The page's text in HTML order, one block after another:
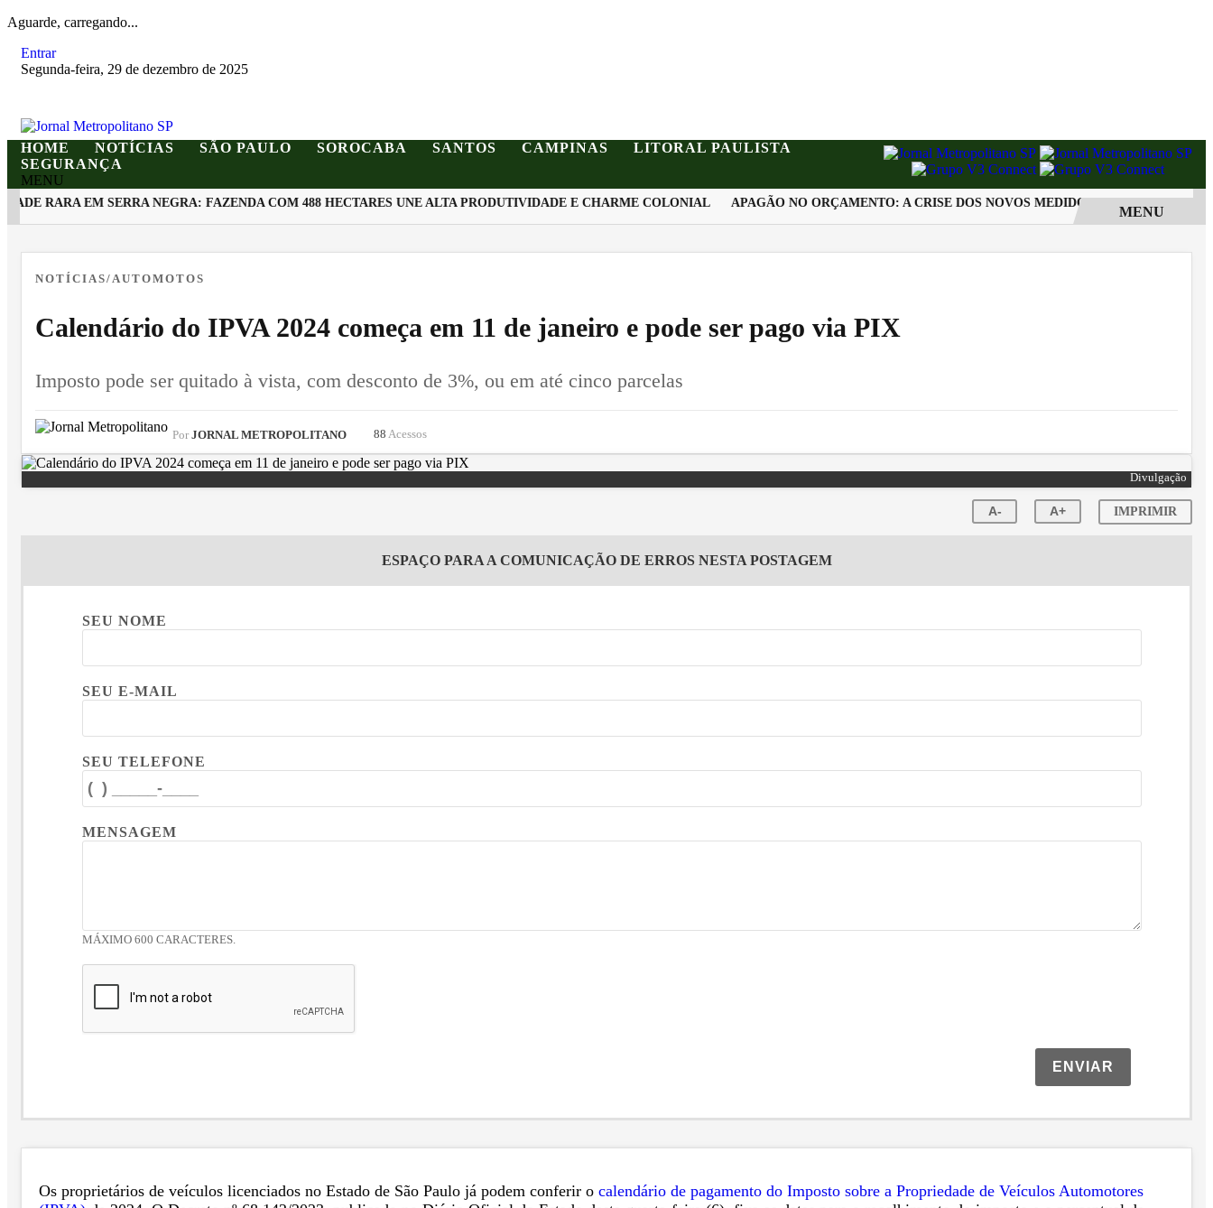
Aguarde, carregando...
Entrar
Segunda-feira, 29 de dezembro de 2025
HOME NOTÍCIAS SÃO PAULO SOROCABA SANTOS CAMPINAS
LITORAL PAULISTA
SEGURANÇA
MENU
RARA EM SERRA NEGRA: FAZENDA COM 488 HECTARES UNE ALTA PRODUTIVIDADE E CHARME COLONIAL APAGÃO NO ORÇAMENTO: A CRISE DOS NOVOS MEDIDORES EM SOROCABA
MENU
NOTÍCIAS/AUTOMOTOS
Calendário do IPVA 2024 começa em 11 de janeiro e pode ser pago via PIX
Imposto pode ser quitado à vista, com desconto de 3%, ou em até cinco parcelas
Por JORNAL METROPOLITANO 88 Acessos
Divulgação
A- A+ IMPRIMIR
ESPAÇO PARA A COMUNICAÇÃO DE ERROS NESTA POSTAGEM
SEU NOME
SEU E-MAIL
SEU TELEFONE
MENSAGEM
MÁXIMO 600 CARACTERES.
ENVIAR
Os proprietários de veículos licenciados no Estado de São Paulo já podem conferir o calendário de pagamento do Imposto sobre a Propriedade de Veículos Automotores